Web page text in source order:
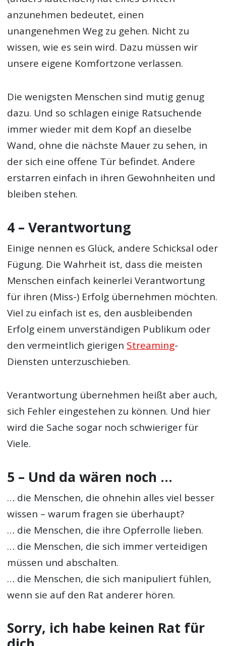
anzunehmen bedeutet, einen
unangenehmen Weg zu gehen. Nicht zu
wissen, wie es sein wird. Dazu müssen wir
unsere eigene Komfortzone verlassen.
Die wenigsten Menschen sind mutig genug
dazu. Und so schlagen einige Ratsuchende
immer wieder mit dem Kopf an dieselbe
Wand, ohne die nächste Mauer zu sehen, in
der sich eine offene Tür befindet. Andere
erstarren einfach in ihren Gewohnheiten und
bleiben stehen.
4 – Verantwortung
Einige nennen es Glück, andere Schicksal oder
Fügung. Die Wahrheit ist, dass die meisten
Menschen einfach keinerlei Verantwortung
für ihren (Miss-) Erfolg übernehmen möchten.
Viel zu einfach ist es, den ausbleibenden
Erfolg einem unverständigen Publikum oder
den vermeintlich gierigen Streaming-
Diensten unterzuschieben.
Verantwortung übernehmen heißt aber auch,
sich Fehler eingestehen zu können. Und hier
wird die Sache sogar noch schwieriger für
Viele.
5 – Und da wären noch …
… die Menschen, die ohnehin alles viel besser
wissen – warum fragen sie überhaupt?
… die Menschen, die ihre Opferrolle lieben.
… die Menschen, die sich immer verteidigen
müssen und abschalten.
… die Menschen, die sich manipuliert fühlen,
wenn sie auf den Rat anderer hören.
Sorry, ich habe keinen Rat für